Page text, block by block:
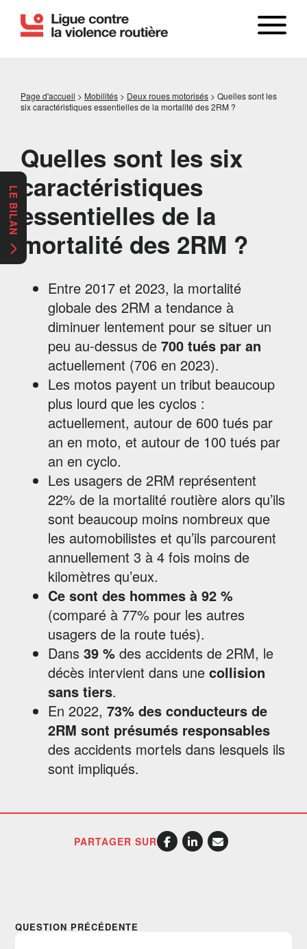
Page d'accueil > Mobilités > Deux roues motorisés > Quelles sont les
six caractéristiques essentielles de la mortalité des 2RM ?
Quelles sont les six
caractéristiques
essentielles de la
mortalité des 2RM ?
Entre 2017 et 2023, la mortalité
globale des 2RM a tendance à
diminuer lentement pour se situer un
peu au-dessus de 700 tués par an
actuellement (706 en 2023).
Les motos payent un tribut beaucoup
plus lourd que les cyclos :
actuellement, autour de 600 tués par
an en moto, et autour de 100 tués par
an en cyclo.
Les usagers de 2RM représentent
22% de la mortalité routière alors qu’ils
sont beaucoup moins nombreux que
les automobilistes et qu’ils parcourent
annuellement 3 à 4 fois moins de
kilomètres qu’eux.
Ce sont des hommes à 92 %
(comparé à 77% pour les autres
usagers de la route tués).
Dans 39 % des accidents de 2RM, le
décès intervient dans une collision
sans tiers.
En 2022, 73% des conducteurs de
2RM sont présumés responsables
des accidents mortels dans lesquels ils
sont impliqués.
PARTAGER SUR
QUESTION PRÉCÉDENTE
LE BILAN